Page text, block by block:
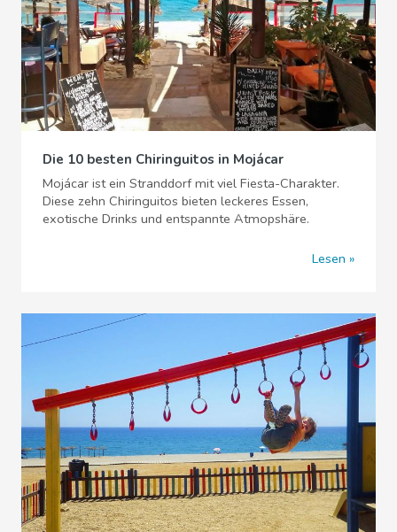
Die 10 besten Chiringuitos in Mojácar
Mojácar ist ein Stranddorf mit viel Fiesta-Charakter.
Diese zehn Chiringuitos bieten leckeres Essen,
exotische Drinks und entspannte Atmopshäre.
Lesen